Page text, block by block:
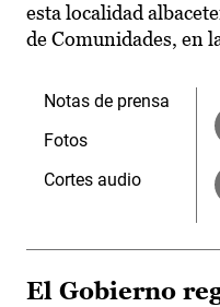
esta localidad
de Comunidades, en
Notas de prensa
Fotos
Cortes audio
El Gobierno